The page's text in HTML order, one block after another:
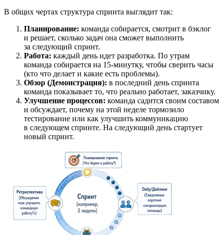
В общих чертах структура спринта выглядит так:
Планирование: команда собирается, смотрит в бэклог
и решает, сколько задач она сможет выполнить
за следующий спринт.
Работа: каждый день идет разработка. По утрам
команда собирается на 15-минутку, чтобы сверить часы
(кто что делает и какие есть проблемы).
Обзор (Демонстрация): в последний день спринта
команда показывает то, что реально работает, заказчику.
Улучшение процессов: команда садится своим составом
и обсуждает, почему на этой неделе тормозило
тестирование или как улучшить коммуникацию
в следующем спринте. На следующий день стартует
новый спринт.